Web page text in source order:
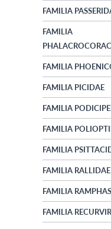
FAMILIA
FAMILIA
FAMILIA
FAMILIA PICIDAE
FAMILIA
FAMILIA
FAMILIA
FAMILIA RALLIDAE
FAMILIA
FAMILIA